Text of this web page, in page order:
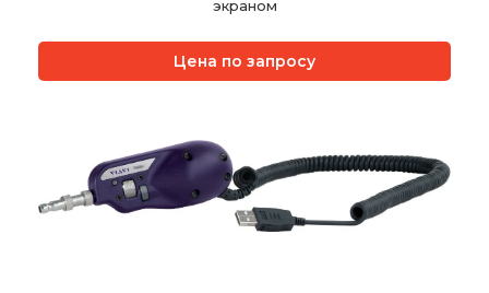
экраном
Цена по запросу